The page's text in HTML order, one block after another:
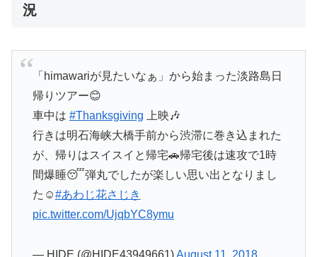
況
「himawariが見たいなぁ」から始まった淡路島日
帰りツアー😊
車中は #Thanksgiving 上映🎶
行きは明石海峡大橋手前から渋滞に巻き込まれた
が、帰りはスイスイと帰宅🚗帰宅後は速攻で1時
間爆睡😴弾丸でしたが楽しい思い出となりまし
た☺️#あわじ花さじき
pic.twitter.com/UjqbYC8ymu